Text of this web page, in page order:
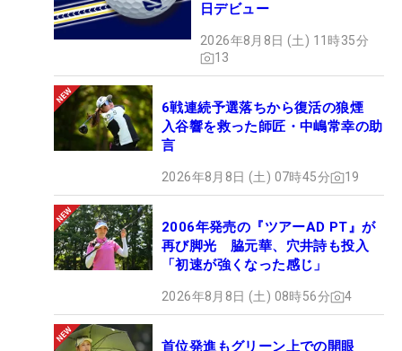
日デビュー
2026年8月8日 (土) 11時35分
13
6戦連続予選落ちから復活の狼煙
入谷響を救った師匠・中嶋常幸の助
言
2026年8月8日 (土) 07時45分 19
2006年発売の『ツアーAD PT』が
再び脚光 脇元華、穴井詩も投入
「初速が強くなった感じ」
2026年8月8日 (土) 08時56分 4
首位発進もグリーン上での開眼